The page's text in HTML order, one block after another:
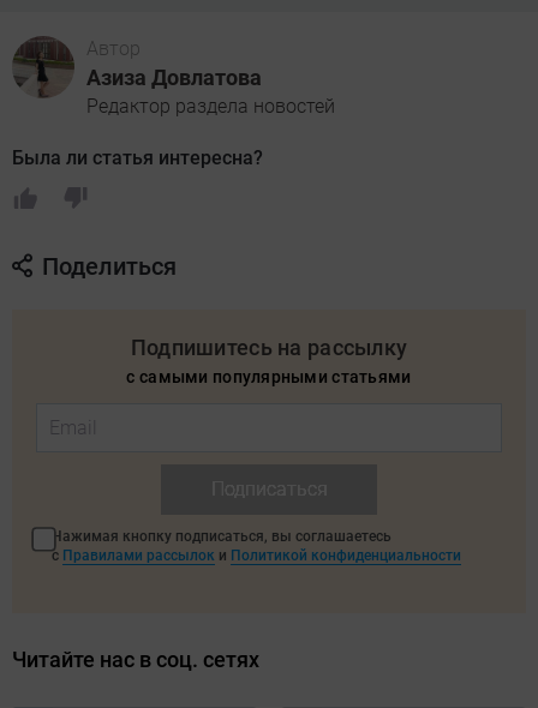
Автор
Азиза Довлатова
Редактор раздела новостей
Была ли статья интересна?
Поделиться
Подпишитесь на рассылку
с самыми популярными статьями
Нажимая кнопку подписаться, вы соглашаетесь
с Правилами рассылок и Политикой конфиденциальности
Читайте нас в соц. сетях